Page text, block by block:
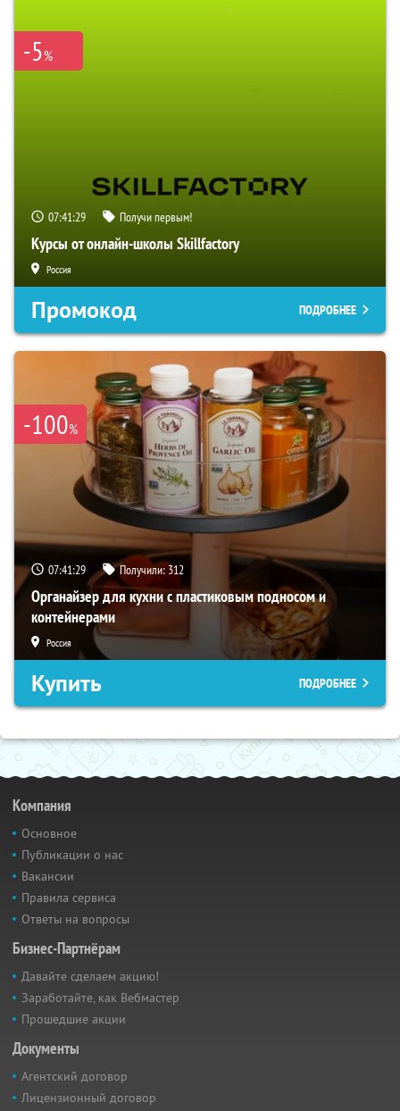
-5%
07:41:28 Получи первым!
Курсы от онлайн-школы Skillfactory
Россия
Промокод ПОДРОБНЕЕ
-100%
07:41:28 Получили: 312
Органайзер для кухни с пластиковым подносом и
контейнерами
Россия
Купить ПОДРОБНЕЕ
Компания
Основное
Публикации о нас
Вакансии
Правила сервиса
Ответы на вопросы
Бизнес-Партнёрам
Давайте сделаем акцию!
Заработайте, как Вебмастер
Прошедшие акции
Документы
Агентский договор
Лицензионный договор